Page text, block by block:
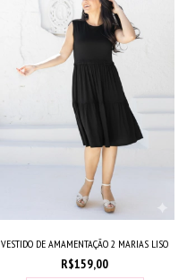
VESTIDO DE AMAMENTAÇÃO 2 MARIAS LISO
R$159,00